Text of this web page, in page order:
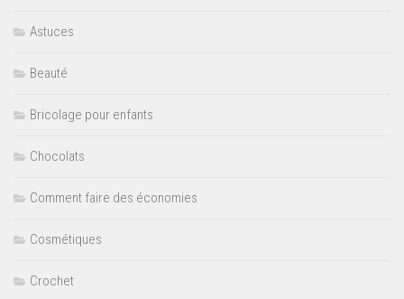
Astuces
Beauté
Bricolage pour enfants
Chocolats
Comment faire des économies
Cosmétiques
Crochet